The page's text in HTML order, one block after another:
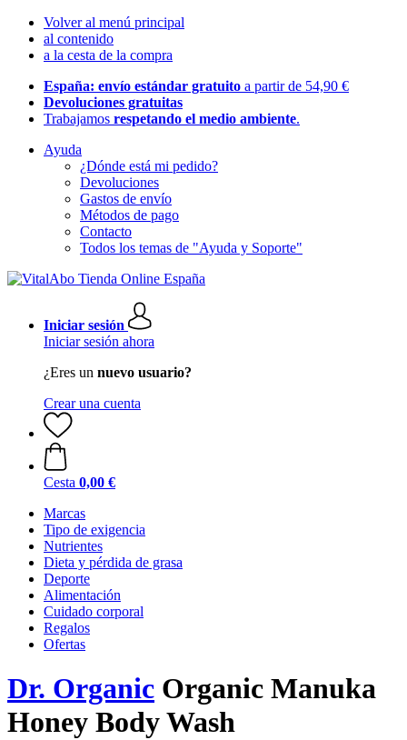
Volver al menú principal
al contenido
a la cesta de la compra
España: envío estándar gratuito a partir de 54,90 €
Devoluciones gratuitas
Trabajamos respetando el medio ambiente.
Ayuda
¿Dónde está mi pedido?
Devoluciones
Gastos de envío
Métodos de pago
Contacto
Todos los temas de "Ayuda y Soporte"
Iniciar sesión
Iniciar sesión ahora
¿Eres un nuevo usuario?
Crear una cuenta
Cesta 0,00 €
Marcas
Tipo de exigencia
Nutrientes
Dieta y pérdida de grasa
Deporte
Alimentación
Cuidado corporal
Regalos
Ofertas
Dr. Organic Organic Manuka
Honey Body Wash